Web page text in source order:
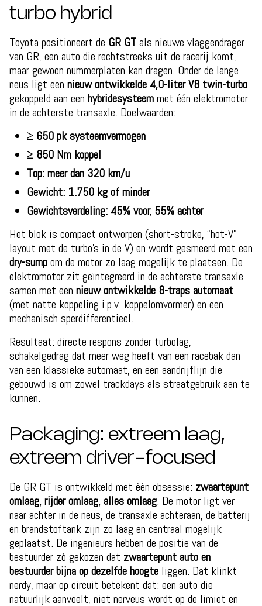
turbo hybrid
Toyota positioneert de GR GTals nieuwe vlaggendrager
van GR, een auto die rechtstreeks uit de racerij komt,
maar gewoon nummerplaten kan dragen. Onder de lange
neus ligt een nieuw ontwikkelde 4,0-liter V8 twin-turbo
gekoppeld aan een hybridesysteemmet één elektromotor
in de achterste transaxle. Doelwaarden:
≥ 650 pk systeemvermogen
≥ 850 Nm koppel
Top: meer dan 320 km/u
Gewicht: 1.750 kg of minder
Gewichtsverdeling: 45% voor, 55% achter
Het blok is compact ontworpen (short-stroke, “hot-V”
layout met de turbo’s in de V) en wordt gesmeerd met een
dry-sumpom de motor zo laag mogelijk te plaatsen. De
elektromotor zit geïntegreerd in de achterste transaxle
samen met een nieuw ontwikkelde 8-traps automaat
(met natte koppeling i.p.v. koppelomvormer) en een
mechanisch sperdifferentieel.
Resultaat: directe respons zonder turbolag,
schakelgedrag dat meer weg heeft van een racebak dan
van een klassieke automaat, en een aandrijflijn die
gebouwd is om zowel trackdays als straatgebruik aan te
kunnen.
Packaging: extreem laag,
extreem driver-focused
De GR GT is ontwikkeld met één obsessie: zwaartepunt
omlaag, rijder omlaag, alles omlaag. De motor ligt ver
naar achter in de neus, de transaxle achteraan, de batterij
en brandstoftank zijn zo laag en centraal mogelijk
geplaatst. De ingenieurs hebben de positie van de
bestuurder zó gekozen dat zwaartepunt auto en
bestuurder bijna op dezelfde hoogte liggen. Dat klinkt
nerdy, maar op circuit betekent dat: een auto die
natuurlijk aanvoelt, niet nerveus wordt op de limiet en